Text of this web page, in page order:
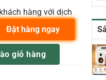
hàng với dịch
8inch FBT số lượng
giỏ hàng
Đặt hàng ngay